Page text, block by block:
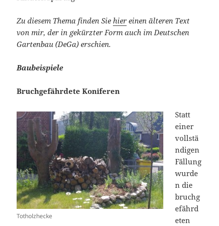
Zu diesem Thema finden Siehier einen älteren Text
von mir, der in gekürzter Form auch im Deutschen
Gartenbau (DeGa) erschien.
Baubeispiele
Bruchgefährdete Koniferen
Totholzhecke
Statt
einer
vollstä
ndigen
Fällung
wurde
n die
bruchg
efährd
eten